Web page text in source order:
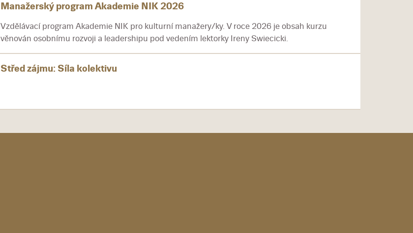
Manažerský program Akademie NIK 2026
Vzdělávací program Akademie NIK pro kulturní manažery/ky. V roce 2026 je obsah kurzu
věnován osobnímu rozvoji a leadershipu pod vedením lektorky Ireny Swiecicki.
Střed zájmu: Síla kolektivu